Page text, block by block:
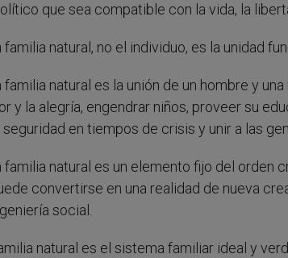
que sea compatible con la vida, la
natural, no el individuo, es la unidad
natural es la unión de un hombre y
y la alegría, engendrar niños, proveer su
en tiempos de crisis y unir a las
natural es un elemento fijo del orden
convertirse en una realidad de nueva
social.
natural es el sistema familiar ideal y